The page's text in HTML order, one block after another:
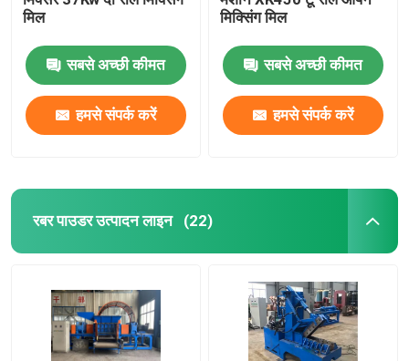
मिल
सबसे अच्छी कीमत
हमसे संपर्क करें
मिक्सिंग मिल
सबसे अच्छी कीमत
हमसे संपर्क करें
रबर पाउडर उत्पादन लाइन (22)